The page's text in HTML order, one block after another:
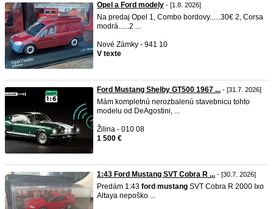
Opel a Ford modely - [1.8. 2026]
Na predaj Opel 1, Combo bordovy......30€ 2, Corsa
modrá......2 ...
Nové Zámky - 941 10
V texte
Ford Mustang Shelby GT500 1967 ... - [31.7. 2026]
Mám kompletnú nerozbalenú stavebnicu tohto
modelu od DeAgostini, ...
Žilina - 010 08
1 500 €
1:43 Ford Mustang SVT Cobra R ... - [30.7. 2026]
Predám 1:43 ford mustang SVT Cobra R 2000 Ixo
Altaya nepoško ...